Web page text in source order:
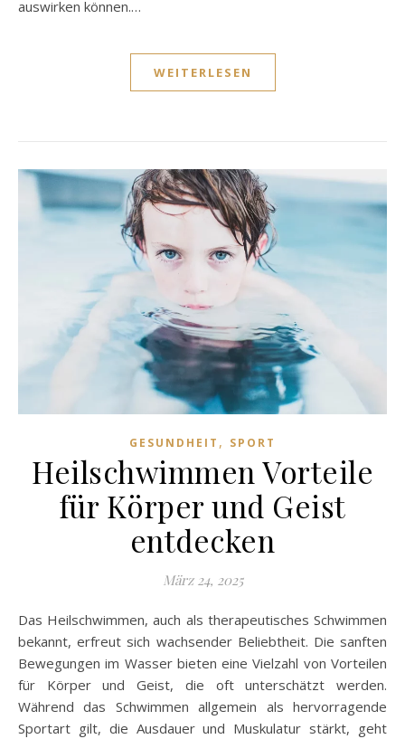
auswirken können.…
WEITERLESEN
GESUNDHEIT , SPORT
Heilschwimmen Vorteile
für Körper und Geist
entdecken
März 24, 2025
Das Heilschwimmen, auch als therapeutisches Schwimmen
bekannt, erfreut sich wachsender Beliebtheit. Die sanften
Bewegungen im Wasser bieten eine Vielzahl von Vorteilen
für Körper und Geist, die oft unterschätzt werden.
Während das Schwimmen allgemein als hervorragende
Sportart gilt, die Ausdauer und Muskulatur stärkt, geht